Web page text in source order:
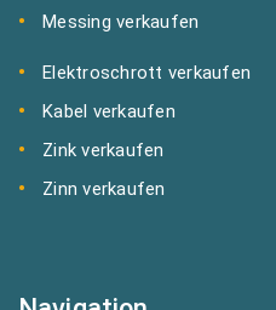
Messing verkaufen
Elektroschrott verkaufen
Kabel verkaufen
Zink verkaufen
Zinn verkaufen